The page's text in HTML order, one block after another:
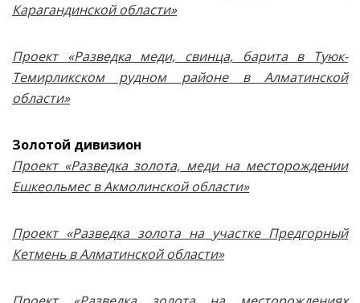
Карагандинской области»
Проект «Разведка меди, свинца, барита в Туюк-
Темирликском рудном районе в Алматинской
области»
Золотой дивизион
Проект «Разведка золота, меди на месторождении
Ешкеольмес в Акмолинской области»
Проект «Разведка золота на участке Предгорный
Кетмень в Алматинской области»